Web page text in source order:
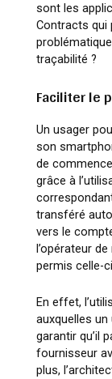
sont les
Contracts qui
traçabilité ?
Faciliter le
Un usager
son
de
grâce à
transféré
vers le
l’opérateur
permis celle-
En effet,
auxquelles
garantir qu’il
fournisseur
plus,